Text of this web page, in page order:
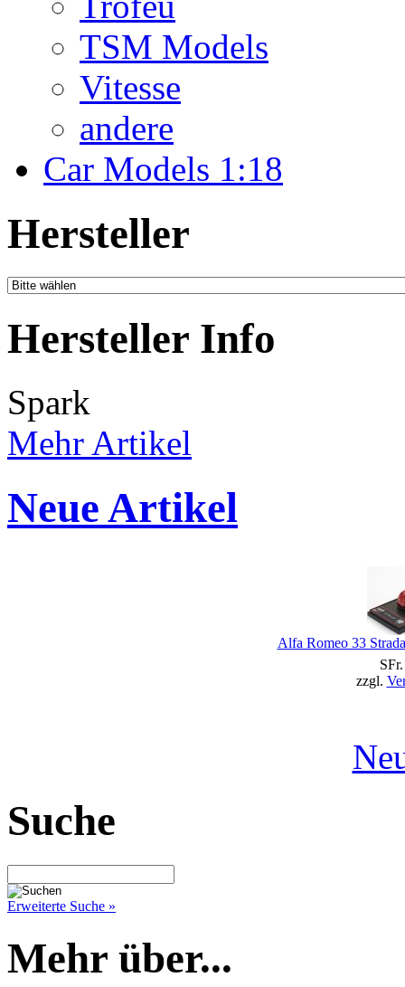
TSM Models
Vitesse
andere
Car Models 1:18
Hersteller
Hersteller Info
Spark
Mehr Artikel
Neue Artikel
Alfa Romeo 33
zzgl.
Suche
Erweiterte Suche »
Mehr über...